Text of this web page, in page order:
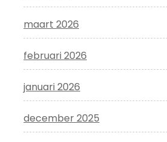
maart 2026
februari 2026
januari 2026
december 2025